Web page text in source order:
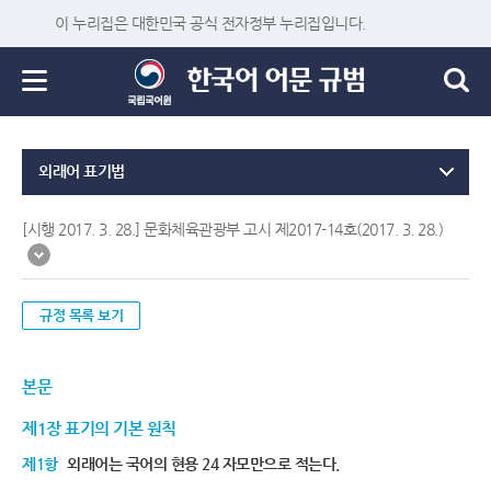
이 누리집은 대한민국 공식 전자정부 누리집입니다.
외래어 표기법
[시행 2017. 3. 28.] 문화체육관광부 고시 제2017-14호(2017. 3. 28.)
규정 목록 보기
본문
제1장 표기의 기본 원칙
제1항 외래어는 국어의 현용 24 자모만으로 적는다.